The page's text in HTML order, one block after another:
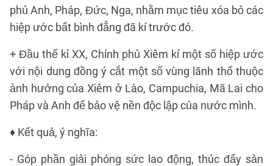
phủ Anh, Pháp, Đức, Nga, nhằm mục tiêu xóa bỏ các
hiệp ước bất bình đẳng đã kí trước đó.
+ Đầu thế kỉ XX, Chính phủ Xiêm kí một số hiệp ước
với nội dung đồng ý cắt một số vùng lãnh thổ thuộc
ảnh hưởng của Xiêm ở Lào, Campuchia, Mã Lai cho
Pháp và Anh để bảo vệ nền độc lập của nước mình.
♦ Kết quả, ý nghĩa:
- Góp phần giải phóng sức lao động, thúc đẩy sản